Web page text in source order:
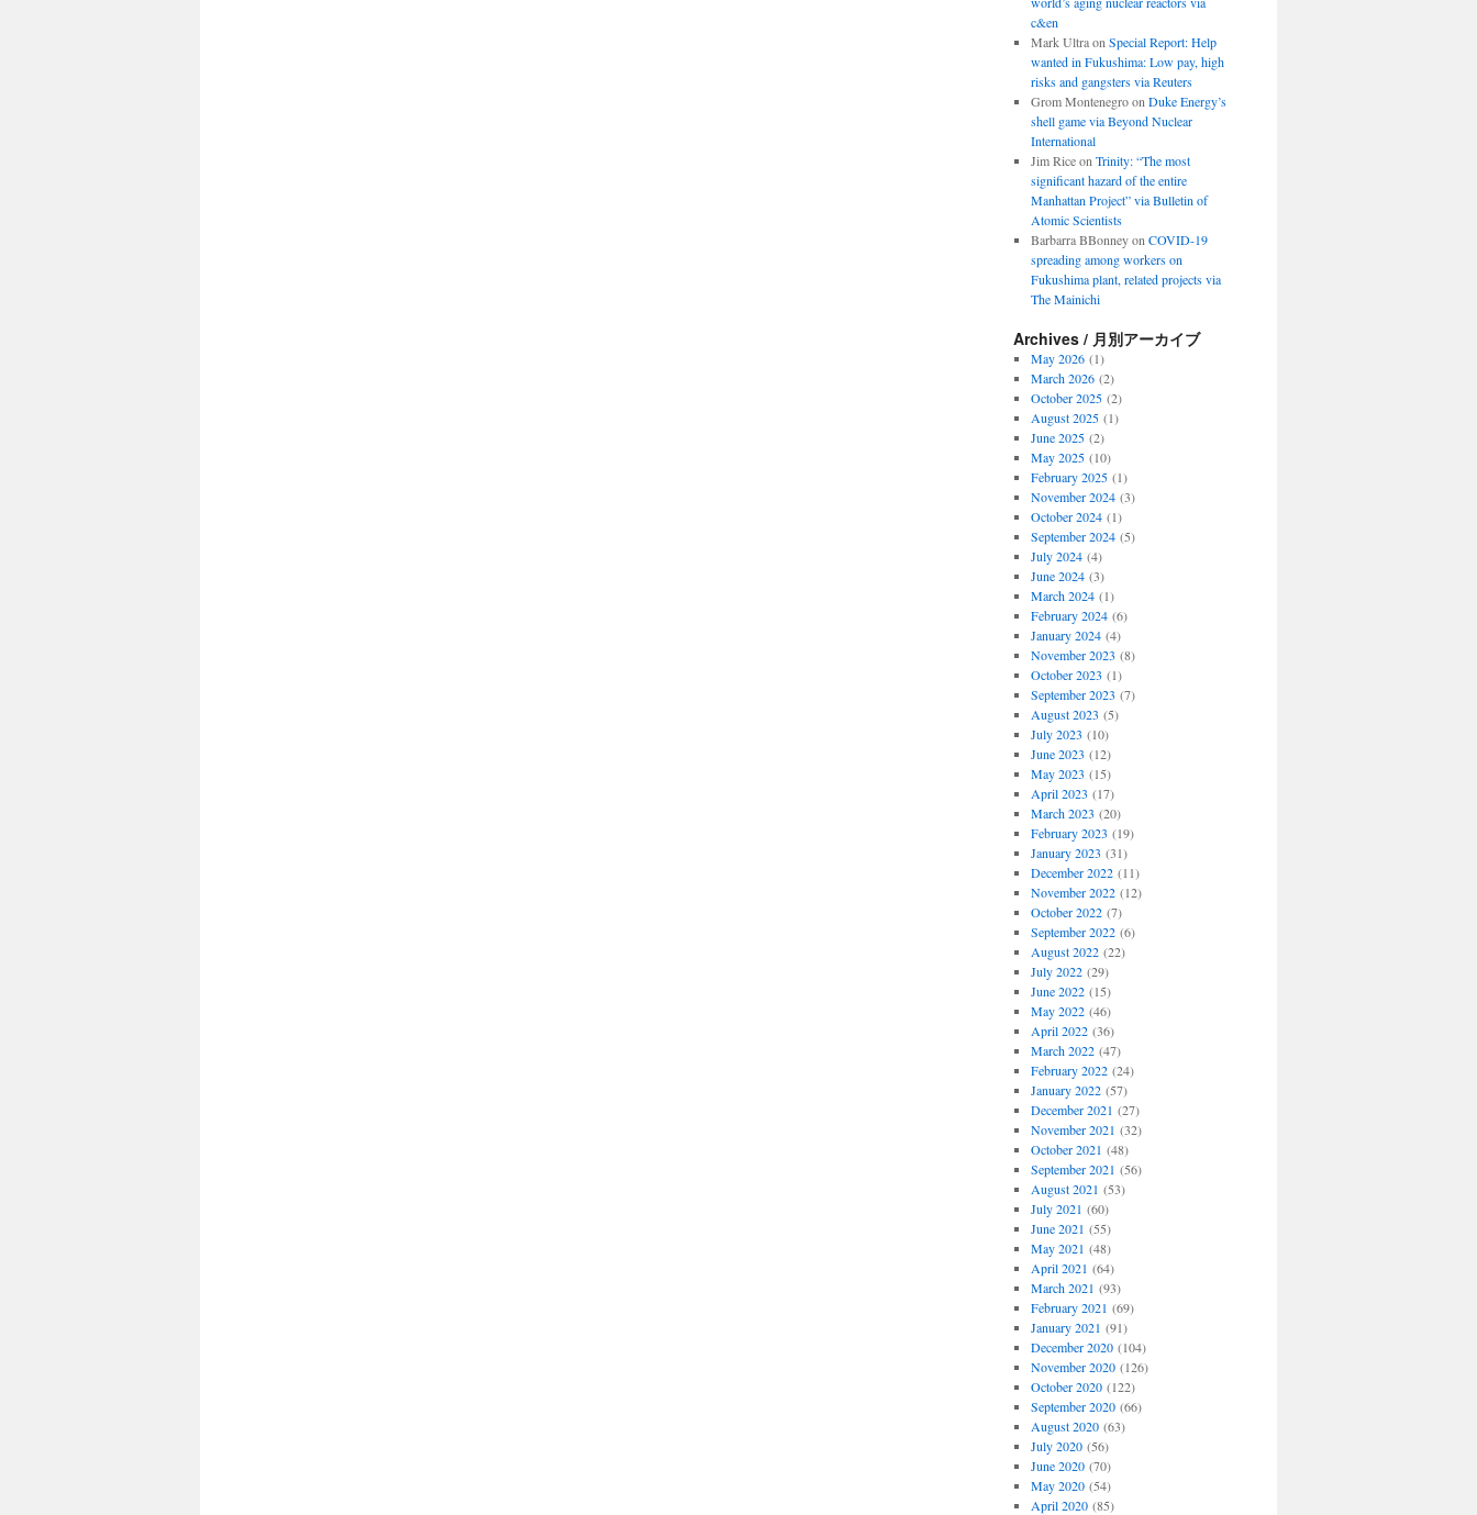
c&en
Mark Ultraon Special Report: Help
wanted in Fukushima: Low pay, high
risks and gangsters via Reuters
Grom Montenegroon Duke Energy’s
shell game via Beyond Nuclear
International
Jim Riceon Trinity: “The most
significant hazard of the entire
Manhattan Project” via Bulletin of
Atomic Scientists
Barbarra BBonneyon COVID-19
spreading among workers on
Fukushima plant, related projects via
The Mainichi
Archives / 月別アーカイブ
May 2026(1)
March 2026(2)
October 2025(2)
August 2025(1)
June 2025(2)
May 2025(10)
February 2025(1)
November 2024(3)
October 2024(1)
September 2024(5)
July 2024(4)
June 2024(3)
March 2024(1)
February 2024(6)
January 2024(4)
November 2023 (8)
October 2023 (1)
September 2023 (7)
August 2023 (5)
July 2023 (10)
June 2023 (12)
May 2023 (15)
April 2023 (17)
March 2023 (20)
February 2023 (19)
January 2023 (31)
December 2022(11)
November 2022(12)
October 2022(7)
September 2022(6)
August 2022(22)
July 2022(29)
June 2022(15)
May 2022(46)
April 2022(36)
March 2022(47)
February 2022(24)
January 2022(57)
December 2021 (27)
November 2021 (32)
October 2021 (48)
September 2021 (56)
August 2021 (53)
July 2021 (60)
June 2021 (55)
May 2021 (48)
April 2021 (64)
March 2021 (93)
February 2021 (69)
January 2021 (91)
December 2020(104)
November 2020(126)
October 2020(122)
September 2020(66)
August 2020(63)
July 2020(56)
June 2020(70)
May 2020(54)
April 2020(85)